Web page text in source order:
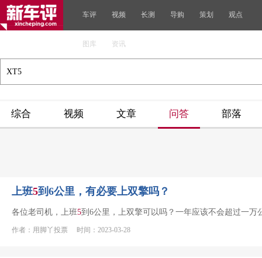
车评 视频 长测 导购 策划 观点
图库 资讯
综合 视频 文章 问答 部落
上班5到6公里，有必要上双擎吗？
各位老司机，上班5到6公里，上双擎可以吗？一年应该不会超过一万
作者：用脚丫投票 时间：2023-03-28